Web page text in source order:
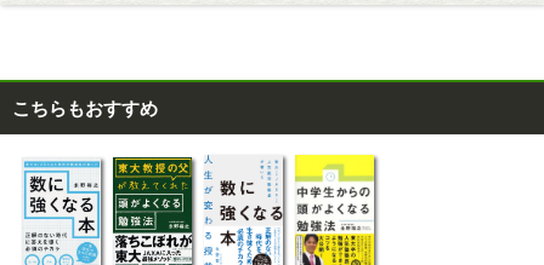
こちらもおすすめ